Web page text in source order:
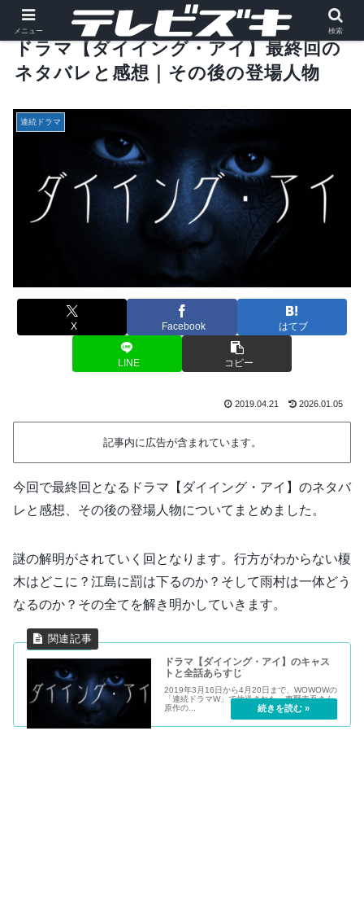
ドラマ【ダイイング・アイ】最終回の
ネタバレと感想｜その後の登場人物
連続ドラマ
X Facebook はてブ
LINE コピー
2019.04.21 2026.01.05
記事内に広告が含まれています。
今回で最終回となるドラマ【ダイイング・アイ】のネタバ
レと感想、その後の登場人物についてまとめました。
謎の解明がされていく回となります。行方がわからない榎
木はどこに？江島に罰は下るのか？そして雨村は一体どう
なるのか？その全てを解き明かしていきます。
ドラマ【ダイイング・アイ】のキャス
トと全話あらすじ
2019年3月16日から4月20日まで、WOWOWの
「連続ドラマW」で放送された、東野圭吾さん
原作の...
メニュー 検索